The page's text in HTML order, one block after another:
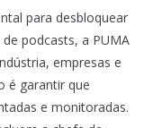
para desbloquear
podcasts, a PUMA
empresas e
é garantir que
e monitoradas.